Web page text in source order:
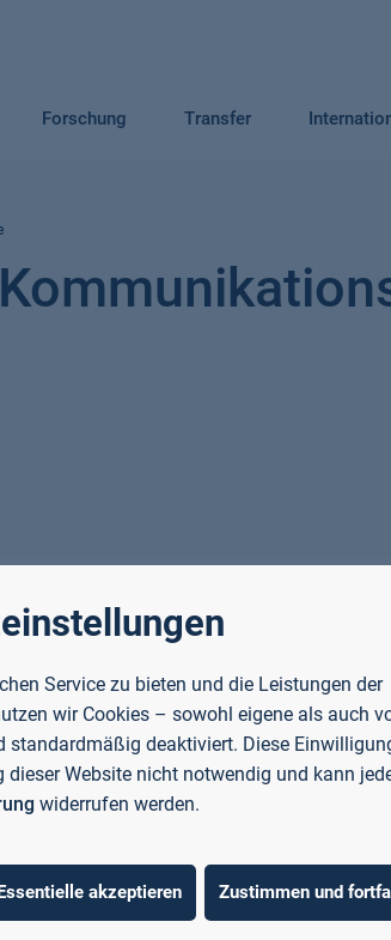
Forschung Transfer
Ihr Verständnis.
Service zu bieten und die Leistungen der
wir Cookies – sowohl eigene als auch
standardmäßig deaktiviert. Diese
Website nicht notwendig und kann
widerrufen werden.
akzeptieren Zustimmen und